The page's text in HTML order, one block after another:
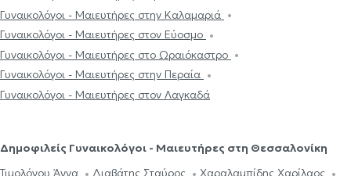
Γυναικολόγοι - Μαιευτήρες στην Καλαμαριά
Γυναικολόγοι - Μαιευτήρες στον Εύοσμο
Γυναικολόγοι - Μαιευτήρες στο Ωραιόκαστρο
Γυναικολόγοι - Μαιευτήρες στην Περαία
Γυναικολόγοι - Μαιευτήρες στον Λαγκαδά
Δημοφιλείς Γυναικολόγοι - Μαιευτήρες στη Θεσσαλονίκη
Τιμολόγου Άννα
Διαβάτης Σταύρος
Χαραλαμπίδης Χαρίλαος